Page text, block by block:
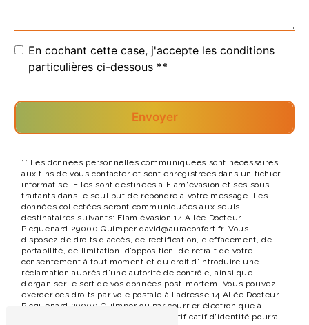
En cochant cette case, j'accepte les conditions
particulières ci-dessous **
Envoyer
** Les données personnelles communiquées sont nécessaires
aux fins de vous contacter et sont enregistrées dans un fichier
informatisé. Elles sont destinées à Flam'évasion et ses sous-
traitants dans le seul but de répondre à votre message. Les
données collectées seront communiquées aux seuls
destinataires suivants: Flam'évasion 14 Allée Docteur
Picquenard 29000 Quimper david@auraconfort.fr. Vous
disposez de droits d’accès, de rectification, d’effacement, de
portabilité, de limitation, d’opposition, de retrait de votre
consentement à tout moment et du droit d’introduire une
réclamation auprès d’une autorité de contrôle, ainsi que
d’organiser le sort de vos données post-mortem. Vous pouvez
exercer ces droits par voie postale à l'adresse 14 Allée Docteur
Picquenard 29000 Quimper ou par courrier électronique à
l'adresse david@auraconfort.fr. Un justificatif d'identité pourra